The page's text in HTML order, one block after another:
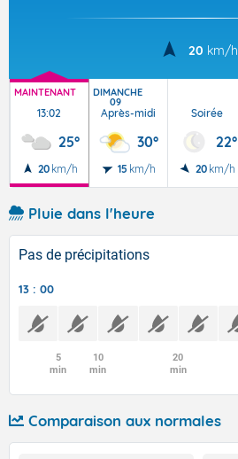
20 km/h
MAINTENANT
13:02
25°
20 km/h
DIMANCHE
09
Après-midi
30°
15 km/h
Soirée
22°
20 km/h
Pluie dans l'heure
Pas de précipitations
13 : 00
5
min
10
min
20
min
Comparaison aux normales